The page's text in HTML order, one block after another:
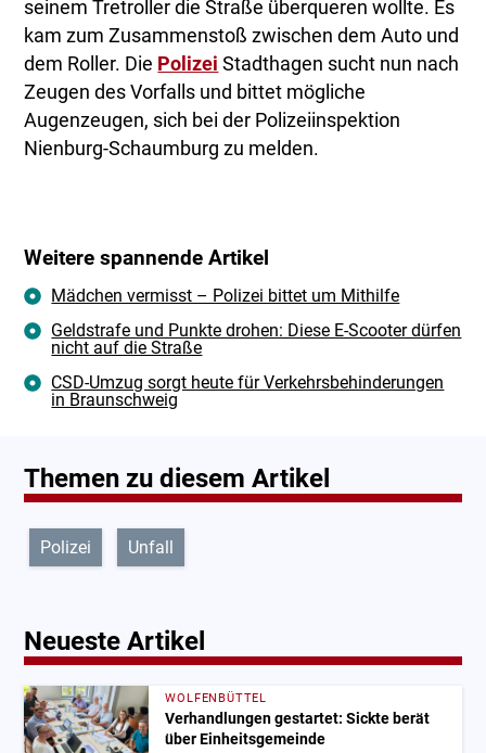
seinem Tretroller die Straße überqueren wollte. Es
kam zum Zusammenstoß zwischen dem Auto und
dem Roller. Die Polizei Stadthagen sucht nun nach
Zeugen des Vorfalls und bittet mögliche
Augenzeugen, sich bei der Polizeiinspektion
Nienburg-Schaumburg zu melden.
Weitere spannende Artikel
Mädchen vermisst – Polizei bittet um Mithilfe
Geldstrafe und Punkte drohen: Diese E-Scooter dürfen
nicht auf die Straße
CSD-Umzug sorgt heute für Verkehrsbehinderungen
in Braunschweig
Themen zu diesem Artikel
Polizei Unfall
Neueste Artikel
WOLFENBÜTTEL
Verhandlungen gestartet: Sickte berät
über Einheitsgemeinde